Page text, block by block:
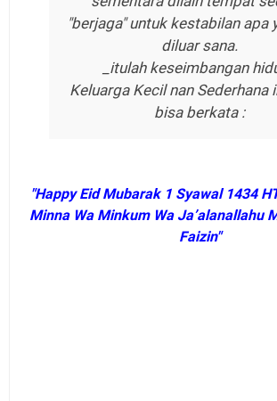
"berjaga" untuk kestabilan apa
diluar sana.
_itulah keseimbangan
Keluarga Kecil nan Sederhana
bisa berkata :
"Happy Eid Mubarak 1 Syawal 1434
Minna Wa Minkum Wa Ja’alanallahu
Faizin"